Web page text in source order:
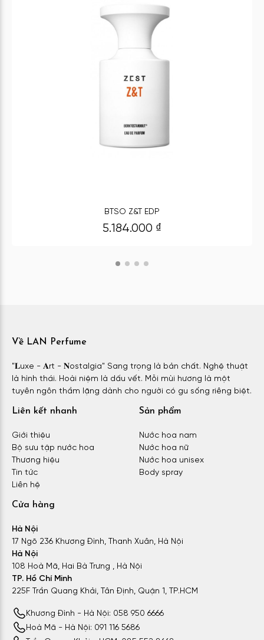
BTSO Z&T EDP
5.184.000 ₫
Về LAN Perfume
"𝐋uxe - 𝐀rt - 𝐍ostalgia" Sang trọng là bản chất. Nghệ thuật
là hình thái. Hoài niệm là dấu vết. Mỗi mùi hương là một
tuyên ngôn thầm lặng dành cho người có gu sống riêng biệt.
Liên kết nhanh
Giới thiệu
Bộ sưu tập nước hoa
Thương hiệu
Tin tức
Liên hệ
Sản phẩm
Nước hoa nam
Nước hoa nữ
Nước hoa unisex
Body spray
Cửa hàng
Hà Nội
17 Ngõ 236 Khương Đình, Thanh Xuân, Hà Nội
Hà Nội
108 Hoà Mã, Hai Bà Trưng , Hà Nội
TP. Hồ Chí Minh
225F Trần Quang Khải, Tân Định, Quận 1, TP.HCM
Khương Đình - Hà Nội: 058 950 6666
Hoà Mã - Hà Nội: 091 116 5686